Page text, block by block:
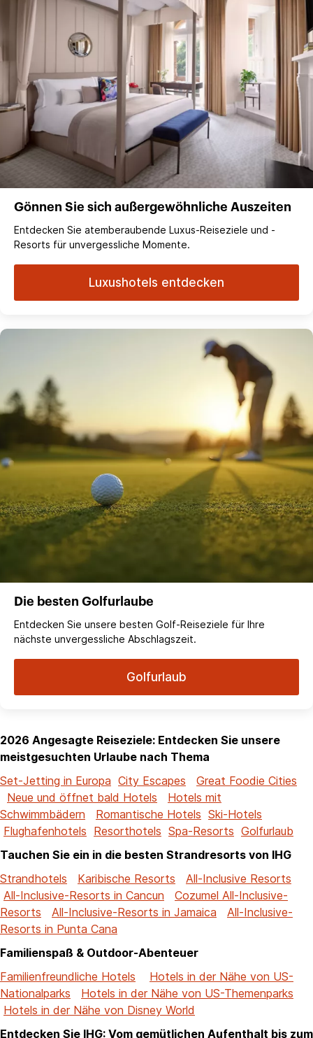
Gönnen Sie sich außergewöhnliche Auszeiten
Entdecken Sie atemberaubende Luxus-Reiseziele und -
Resorts für unvergessliche Momente.
Luxushotels entdecken
Die besten Golfurlaube
Entdecken Sie unsere besten Golf-Reiseziele für Ihre
nächste unvergessliche Abschlagszeit.
Golfurlaub
2026 Angesagte Reiseziele: Entdecken Sie unsere
meistgesuchten Urlaube nach Thema
Set-Jetting in Europa City Escapes
Great Foodie Cities
Neue und öffnet bald Hotels
Hotels mit
Schwimmbädern
Romantische Hotels Ski-Hotels
Flughafenhotels Resorthotels Spa-Resorts Golfurlaub
Tauchen Sie ein in die besten Strandresorts von IHG
Strandhotels
Karibische Resorts
All-Inclusive Resorts
All-Inclusive-Resorts in Cancun
Cozumel All-Inclusive-
Resorts
All-Inclusive-Resorts in Jamaica
All-Inclusive-
Resorts in Punta Cana
Familienspaß & Outdoor-Abenteuer
Familienfreundliche Hotels
Hotels in der Nähe von US-
Nationalparks
Hotels in der Nähe von US-Themenparks
Hotels in der Nähe von Disney World
Entdecken Sie IHG: Vom gemütlichen Aufenthalt bis zum